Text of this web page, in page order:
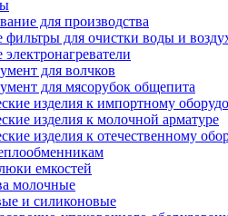
для производства
для очистки воды и
для волчков
для мясорубок общепита
изделия к импортному
изделия к молочной арматуре
изделия к отечественному
емкостей
молочные
и силиконовые